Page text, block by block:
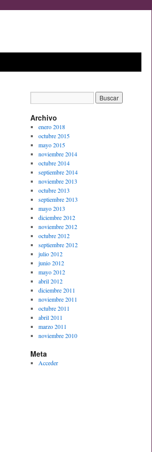
Archivo
enero 2018
octubre 2015
mayo 2015
noviembre 2014
octubre 2014
septiembre 2014
noviembre 2013
octubre 2013
septiembre 2013
mayo 2013
diciembre 2012
noviembre 2012
octubre 2012
septiembre 2012
julio 2012
junio 2012
mayo 2012
abril 2012
diciembre 2011
noviembre 2011
octubre 2011
abril 2011
marzo 2011
noviembre 2010
Meta
Acceder